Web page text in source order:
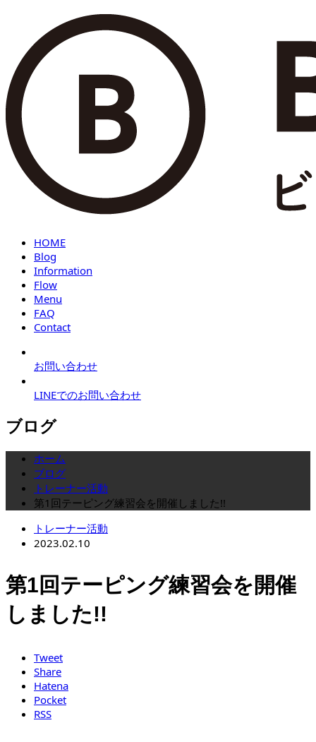
HOME
Blog
Information
Flow
Menu
FAQ
Contact
お問い合わせ
LINEでのお問い合わせ
ブログ
ホーム
ブログ
トレーナー活動
第1回テーピング練習会を開催しました!!
トレーナー活動
2023.02.10
第1回テーピング練習会を開催
しました!!
Tweet
Share
Hatena
Pocket
RSS